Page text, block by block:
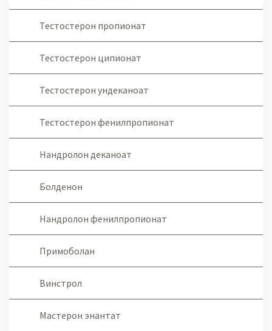
Тестостерон пропионат
Тестостерон ципионат
Тестостерон ундеканоат
Тестостерон фенилпропионат
Нандролон деканоат
Болденон
Нандролон фенилпропионат
Примоболан
Винстрол
Мастерон энантат